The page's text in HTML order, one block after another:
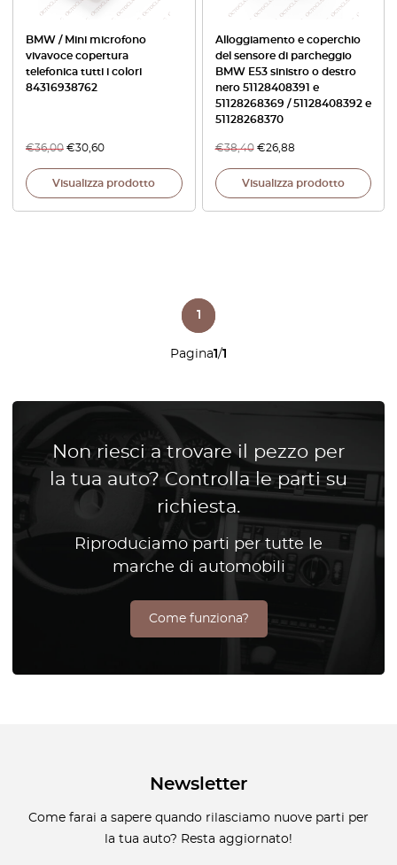
BMW / Mini microfono
vivavoce copertura
telefonica tutti i colori
84316938762
€36,00 €30,60
Visualizza prodotto
Alloggiamento e coperchio
del sensore di parcheggio
BMW E53 sinistro o destro
nero 51128408391 e
51128268369 / 51128408392 e
51128268370
€38,40 €26,88
Visualizza prodotto
Pagina1/1
1
Non riesci a trovare il pezzo per
la tua auto? Controlla le parti su
richiesta.
Riproduciamo parti per tutte le
marche di automobili
Come funziona?
Newsletter
Come farai a sapere quando rilasciamo nuove parti per
la tua auto? Resta aggiornato!